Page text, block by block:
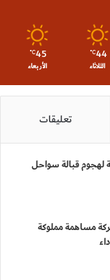
44
℃
الثلاثاء
45
℃
الأربعاء
تعليقات
لهجوم قبالة سواحل
مساهمة مملوكة